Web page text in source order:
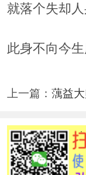
就落个失却人
此身不向今
上一篇： 蕅益